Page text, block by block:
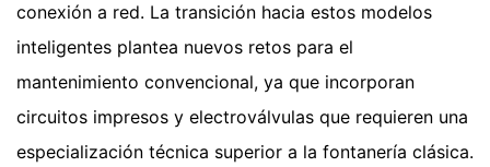
conexión a red. La transición hacia estos modelos
inteligentes plantea nuevos retos para el
mantenimiento convencional, ya que incorporan
circuitos impresos y electroválvulas que requieren una
especialización técnica superior a la fontanería clásica.